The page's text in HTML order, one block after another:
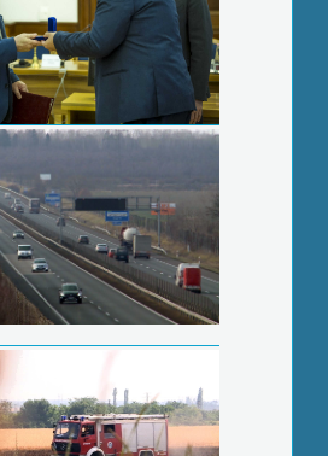
tüzek veszélye
épül Gyöngyösön